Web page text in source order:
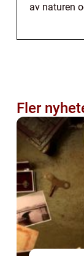
av naturen
Fler